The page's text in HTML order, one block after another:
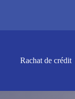
Rachat de crédit